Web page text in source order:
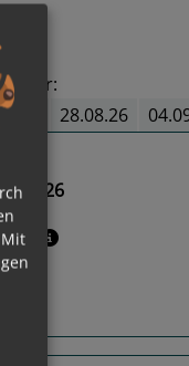
28.08.26